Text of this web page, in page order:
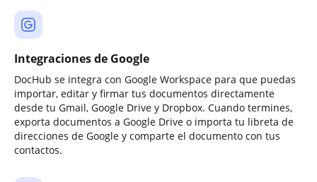
Integraciones de Google
DocHub se integra con Google Workspace para que puedas
importar, editar y firmar tus documentos directamente
desde tu Gmail, Google Drive y Dropbox. Cuando termines,
exporta documentos a Google Drive o importa tu libreta de
direcciones de Google y comparte el documento con tus
contactos.